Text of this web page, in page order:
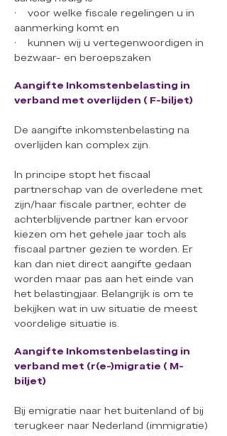
• voor welke fiscale regelingen u in
aanmerking komt en
• kunnen wij u vertegenwoordigen in
bezwaar- en beroepszaken
Aangifte Inkomstenbelasting in
verband met overlijden ( F-biljet)
De aangifte inkomstenbelasting na
overlijden kan complex zijn.
In principe stopt het fiscaal
partnerschap van de overledene met
zijn/haar fiscale partner, echter de
achterblijvende partner kan ervoor
kiezen om het gehele jaar toch als
fiscaal partner gezien te worden. Er
kan dan niet direct aangifte gedaan
worden maar pas aan het einde van
het belastingjaar. Belangrijk is om te
bekijken wat in uw situatie de meest
voordelige situatie is.
Aangifte Inkomstenbelasting in
verband met (r(e-)migratie ( M-
biljet)
Bij emigratie naar het buitenland of bij
terugkeer naar Nederland (immigratie)